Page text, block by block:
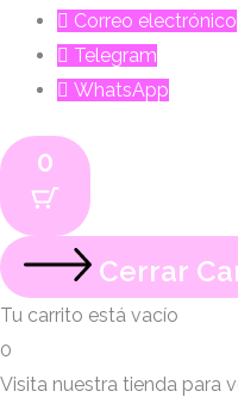
Correo electrónico
Telegram
WhatsApp
0
Cerrar
Tu carrito está vacío
0
Visita nuestra tienda para